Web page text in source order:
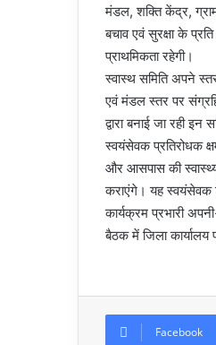
मंडल, शक्ति केंद्र,
बचाव एवं सुरक्षा के
प्राथमिकता रहेगी।
स्वास्थ समिति अपने
एवं मंडल स्तर पर
द्वारा बनाई जा रही
स्वयंसेवक प्रतिरोधक
और आसपास की
कराएंगे। यह स्वयंसेवक
कार्यक्रम प्रभारी
बैठक में जिला कार्यालय
Facebook